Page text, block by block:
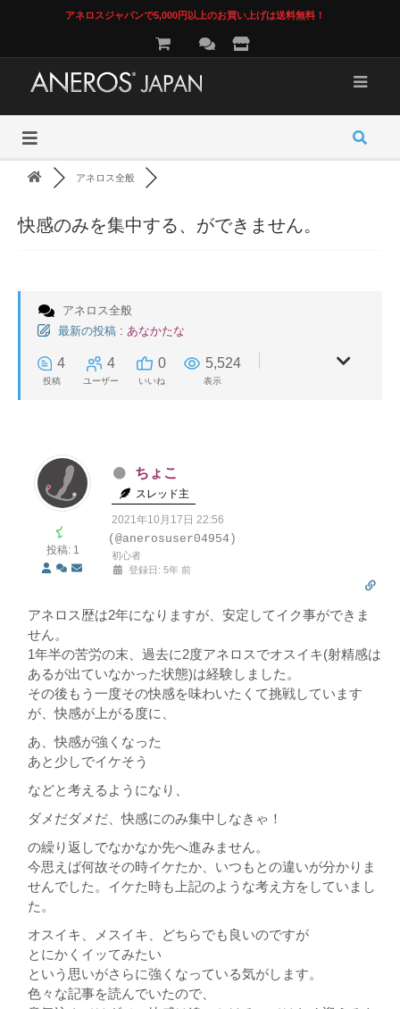
アネロスジャパンで5,000円以上のお買い上げは送料無料！
アネロス全般
快感のみを集中する、ができません。
アネロス全般
最新の投稿 : あなかたな
4
投稿
4
ユーザー
0
いいね
5,524
表示
投稿: 1
ちょこ
スレッド主
2021年10月17日 22:56
(@anerosuser04954)
初心者
登録日: 5年 前
アネロス歴は2年になりますが、安定してイク事ができま
せん。
1年半の苦労の末、過去に2度アネロスでオスイキ(射精感は
あるが出ていなかった状態)は経験しました。
その後もう一度その快感を味わいたくて挑戦しています
が、快感が上がる度に、
あ、快感が強くなった
あと少しでイケそう
などと考えるようになり、
ダメだダメだ、快感にのみ集中しなきゃ！
の繰り返しでなかなか先へ進みません。
今思えば何故その時イケたか、いつもとの違いが分かりま
せんでした。イケた時も上記のような考え方をしていまし
た。
オスイキ、メスイキ、どちらでも良いのですが
とにかくイッてみたい
という思いがさらに強くなっている気がします。
色々な記事を読んでいたので、